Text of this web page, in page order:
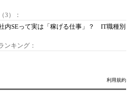
3）：
内SEって実は「稼げる仕事」？ IT職種別
ンキング：
利用規約